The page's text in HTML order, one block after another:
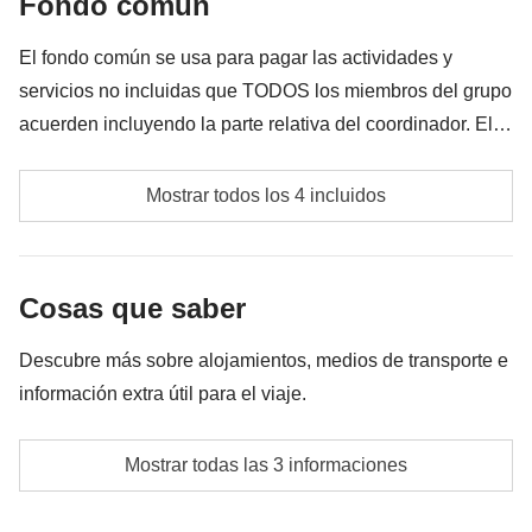
Todo lo que no se menciona en la sección "Qué está
El fondo común se usa para pagar las actividades y
servicios no incluidas que TODOS los miembros del grupo
acuerden incluyendo la parte relativa del coordinador. El
rondará los 90€. En base a las exigencias del lugar, el
importe podrá variar y podría ser necesario incrementarlo,
en cualquier caso se devolverá el restante no utilizado.
Posibles transportes internos
han acordado realizar, junto con la parte
correspondiente del coordinador. Actividades
pagadas con el fondo común: son realizadas por
proveedores locales ajenos a WeRoad (terceros) y se
Mostrar todos los 4 incluidos
Cosas que saber
Descubre más sobre alojamientos, medios de transporte e
información extra útil para el viaje.
Alojamento
Mostrar todas las 3 informaciones